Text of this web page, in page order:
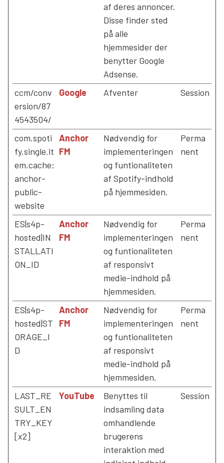
af deres annoncer.
Disse finder sted
på alle
hjemmesider der
benytter Google
Adsense.
ccm/conv
ersion/87
4543504/
Google Afventer Session
com.spoti
fy.single.it
em.cache:
anchor-
public-
website
Anchor
FM
Nødvendig for
implementeringen
og funtionaliteten
af Spotify-indhold
på hjemmesiden.
Perma
nent
ES|s4p-
hosted|IN
STALLATI
ON_ID
Anchor
FM
Nødvendig for
implementeringen
og funtionaliteten
af responsivt
medie-indhold på
hjemmesiden.
Perma
nent
ES|s4p-
hosted|ST
ORAGE_I
D
Anchor
FM
Nødvendig for
implementeringen
og funtionaliteten
af responsivt
medie-indhold på
hjemmesiden.
Perma
nent
LAST_RE
SULT_EN
TRY_KEY
[x2]
YouTube
Benyttes til
indsamling data
omhandlende
brugerens
interaktion med
Session